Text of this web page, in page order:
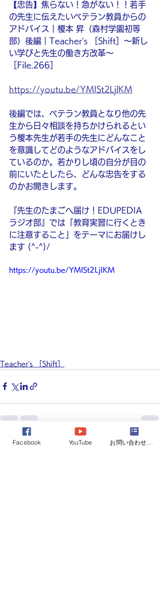
【忠告】焦らない！急がない！！若手
の先生に伝えたいベテラン教員からの
アドバイス｜榎本 昇（森村学園初等
部）後編｜Teacher’s ［Shift］〜新し
い学びと先生の働き方改革〜
［File.266］
https://youtu.be/YMISt2LjlKM
後編では、ベテラン教員となり他の先
生から日々相談を持ちかけられるとい
う榎本先生が若手の先生にどんなこと
を意識してどのようなアドバイスをし
ているのか。若かりし頃の自分が目の
前にいたとしたら、どんな忠告をする
のかお聞きします。
『先生のたまごへ届け！EDUPEDIA
ラジオ部』では「教育実習に行くとき
に注意すること」をテーマにお届けし
ます (^-^)/
https://youtu.be/YMISt2LjlKM
Teacher’s ［Shift］
最新記事 すべて表示
Facebook YouTube